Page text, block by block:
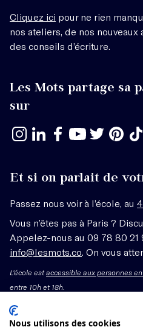
Cliquez ici pour ne rien
nos ateliers, de nos
des conseils d’écriture.
Les Mots partage sa
sur
Et si on parlait de
Passez nous voir à l’école, au
Vous n’êtes pas à Paris ?
Appelez-nous au 09 78 80 21
info@lesmots.co . On vous
L'école estaccessible aux personnes
entre 10h et 18h.
Mentions légales –
Nous utilisons des cookies